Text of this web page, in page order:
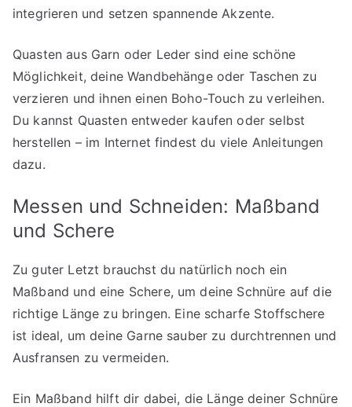
integrieren und setzen spannende Akzente.
Quasten aus Garn oder Leder sind eine schöne
Möglichkeit, deine Wandbehänge oder Taschen zu
verzieren und ihnen einen Boho-Touch zu verleihen.
Du kannst Quasten entweder kaufen oder selbst
herstellen – im Internet findest du viele Anleitungen
dazu.
Messen und Schneiden: Maßband
und Schere
Zu guter Letzt brauchst du natürlich noch ein
Maßband und eine Schere, um deine Schnüre auf die
richtige Länge zu bringen. Eine scharfe Stoffschere
ist ideal, um deine Garne sauber zu durchtrennen und
Ausfransen zu vermeiden.
Ein Maßband hilft dir dabei, die Länge deiner Schnüre